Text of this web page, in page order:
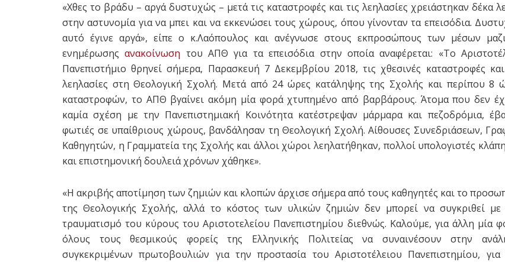
«Χθες το βράδυ – αργά δυστυχώς – μετά τις καταστροφές και τις λεηλασίες χρειάστηκαν δέκα
στην αστυνομία για να μπει και να εκκενώσει τους χώρους, όπου γίνονταν τα επεισόδια.
αυτό έγινε αργά», είπε ο κ.Λαόπουλος και ανέγνωσε στους εκπροσώπους των μέσων
ενημέρωσηςανακοίνωση του ΑΠΘ για τα επεισόδια στην οποία αναφέρεται: «Το
Πανεπιστήμιο θρηνεί σήμερα, Παρασκευή 7 Δεκεμβρίου 2018, τις χθεσινές καταστροφές και
λεηλασίες στη Θεολογική Σχολή. Μετά από 24 ώρες κατάληψης της Σχολής και περίπου 8
καταστροφών, το ΑΠΘ βγαίνει ακόμη μία φορά χτυπημένο από βαρβάρους. Άτομα που δεν
καμία σχέση με την Πανεπιστημιακή Κοινότητα κατέστρεψαν μάρμαρα και πεζοδρόμια,
φωτιές σε υπαίθριους χώρους, βανδάλησαν τη Θεολογική Σχολή. Αίθουσες Συνεδριάσεων,
Καθηγητών, η Γραμματεία της Σχολής και άλλοι χώροι λεηλατήθηκαν, πολλοί υπολογιστές
και επιστημονική δουλειά χρόνων χάθηκε».
«Η ακριβής αποτίμηση των ζημιών και κλοπών άρχισε σήμερα από τους καθηγητές και το
της Θεολογικής Σχολής, αλλά το κόστος των υλικών ζημιών δεν μπορεί να συγκριθεί με
τραυματισμό του κύρους του Αριστοτελείου Πανεπιστημίου διεθνώς. Καλούμε, για άλλη μία
όλους τους θεσμικούς φορείς της Ελληνικής Πολιτείας να συναινέσουν στην
συγκεκριμένων πρωτοβουλιών για την προστασία του Αριστοτέλειου Πανεπιστημίου, για